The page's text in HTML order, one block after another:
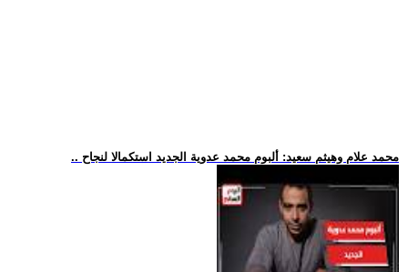
.. محمد علام وهيثم سعيد: ألبوم محمد عدوية الجديد استكمالا لنجاح